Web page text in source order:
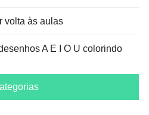
volta às aulas
A E I O U colorindo